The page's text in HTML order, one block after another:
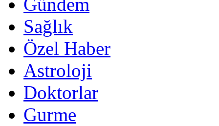
Gündem
Sağlık
Özel Haber
Astroloji
Doktorlar
Gurme